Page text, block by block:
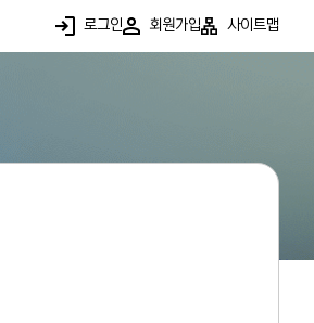
로그인 회원가입 사이트맵